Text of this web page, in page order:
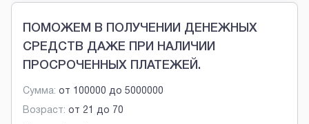
ПОМОЖЕМ В ПОЛУЧЕНИИ ДЕНЕЖНЫХ
СРЕДСТВ ДАЖЕ ПРИ НАЛИЧИИ
ПРОСРОЧЕННЫХ ПЛАТЕЖЕЙ.
Сумма: от 100000 до 5000000
Возраст: от 21 до 70